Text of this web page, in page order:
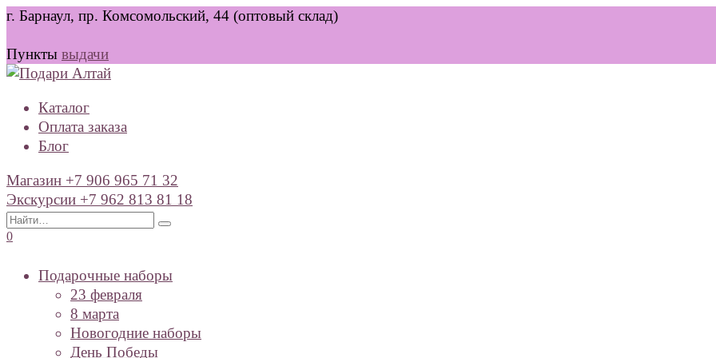
Перейти
содержанию
г. Барнаул, пр. Комсомольский, 44 (оптовый склад)
Пункты выдачи
Каталог
Оплата заказа
Блог
Магазин +7 906 965 71 32
Экскурсии +7 962 813 81 18
Search
for:
0
Подарочные наборы
23 февраля
8 марта
Новогодние наборы
День Победы